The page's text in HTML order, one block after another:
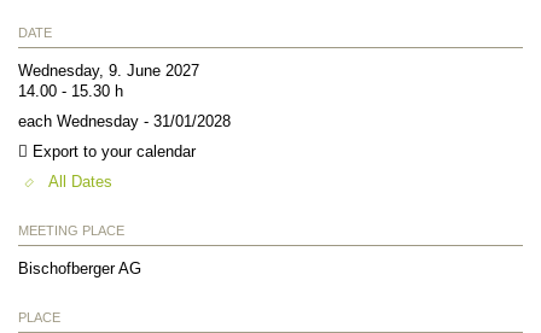
DATE
Wednesday, 9. June 2027
14.00 - 15.30 h
each Wednesday - 31/01/2028
Export to your calendar
All Dates
MEETING PLACE
Bischofberger AG
PLACE